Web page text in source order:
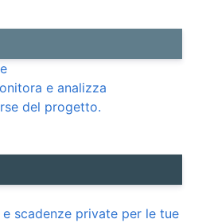
e analizza
del progetto.
scadenze private per le tue